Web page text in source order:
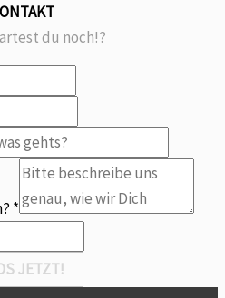
du noch!?
*
JETZT!